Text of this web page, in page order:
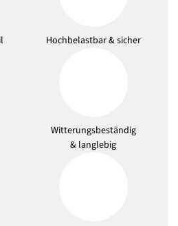
Hochbelastbar & sicher
Witterungsbeständig
& langlebig